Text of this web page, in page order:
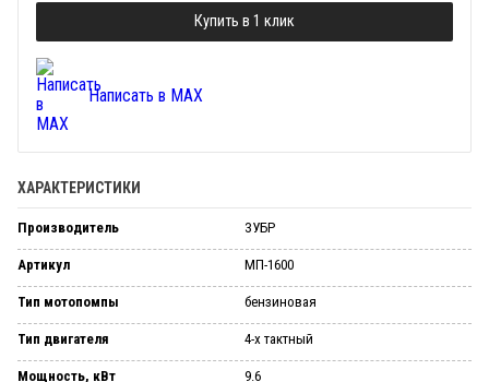
Купить в 1 клик
Написать в MAX
ХАРАКТЕРИСТИКИ
Производитель ЗУБР
Артикул МП-1600
Тип мотопомпы бензиновая
Тип двигателя 4-х тактный
Мощность, кВт 9.6